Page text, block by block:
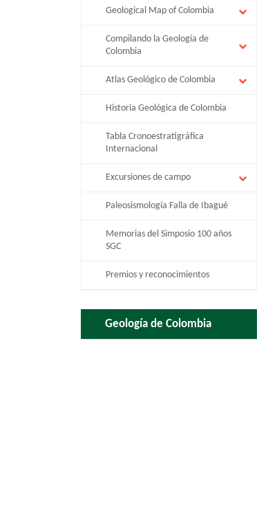
Geological Map of Colombia
Compilando la Geología de
Colombia
Atlas Geológico de Colombia
Historia Geológica de Colombia
Tabla Cronoestratigráfica
Internacional
Excursiones de campo
Paleosismología Falla de Ibagué
Memorias del Simposio 100 años
SGC
Premios y reconocimientos
Geología de Colombia